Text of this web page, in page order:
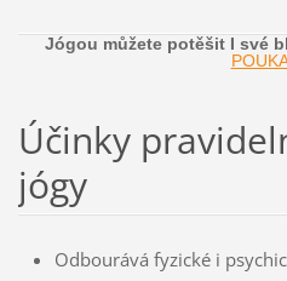
Jógou můžete potěšit I své
Účinky
jógy
Odbourává fyzické i